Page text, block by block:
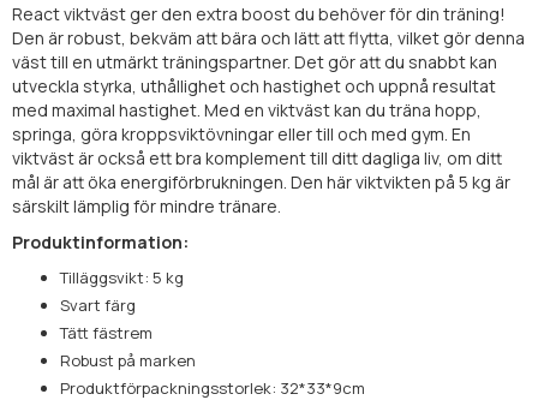
React viktväst ger den extra boost du behöver för din träning!
Den är robust, bekväm att bära och lätt att flytta, vilket gör denna
väst till en utmärkt träningspartner. Det gör att du snabbt kan
utveckla styrka, uthållighet och hastighet och uppnå resultat
med maximal hastighet. Med en viktväst kan du träna hopp,
springa, göra kroppsviktövningar eller till och med gym. En
viktväst är också ett bra komplement till ditt dagliga liv, om ditt
mål är att öka energiförbrukningen. Den här viktvikten på 5 kg är
särskilt lämplig för mindre tränare.
Produktinformation:
Tilläggsvikt: 5 kg
Svart färg
Tätt fästrem
Robust på marken
Produktförpackningsstorlek: 32*33*9cm